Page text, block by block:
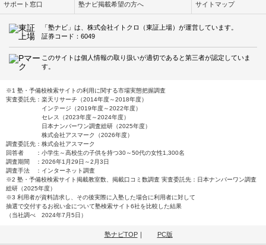
サポート窓口 塾ナビ掲載希望の方へ サイトマップ
「塾ナビ」は、株式会社イトクロ（東証上場）が運営しています。
証券コード：6049
このサイトは個人情報の取り扱いが適切であると第三者が認定していま
す。
※1 塾・予備校検索サイトの利用に関する市場実態把握調査
実査委託先：楽天リサーチ（2014年度～2018年度）
インテージ（2019年度～2022年度）
セレス（2023年度～2024年度）
日本ナンバーワン調査総研（2025年度）
株式会社アスマーク（2026年度）
調査委託先：株式会社アスマーク
回答者 ：小学生～高校生の子供を持つ30～50代の女性1,300名
調査期間 ：2026年1月29日～2月3日
調査手法 ：インターネット調査
※2 塾・予備校検索サイト掲載教室数、掲載口コミ数調査 実査委託先：日本ナンバーワン調査
総研（2025年度）
※3 利用者が資料請求し、その後実際に入塾した場合に利用者に対して
抽選で交付するお祝い金について塾検索サイト6社を比較した結果
（当社調べ 2024年7月5日）
塾ナビTOP｜ PC版